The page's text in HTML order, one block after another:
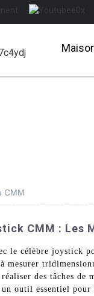
CMM
CMM : Les
le célèbre joystick
mesurer
des tâches de
outil essentiel pour